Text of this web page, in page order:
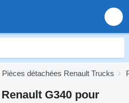
Pièces détachées Renault Trucks
G340 pour